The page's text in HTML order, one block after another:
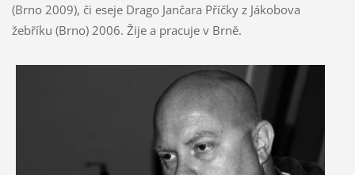
(Brno 2009), či eseje Drago Jančara Příčky z Jákobova
žebříku (Brno) 2006. Žije a pracuje v Brně.